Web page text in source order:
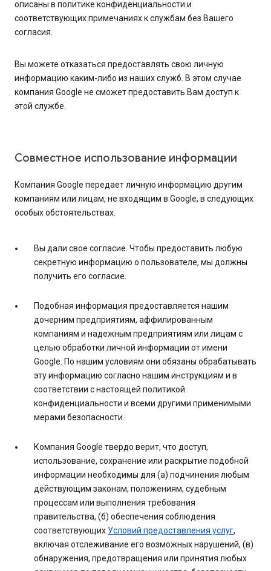
описаны в политике конфиденциальности и
соответствующих примечаниях к службам без Вашего
согласия.
Вы можете отказаться предоставлять свою личную
информацию каким-либо из наших служб. В этом случае
компания Google не сможет предоставить Вам доступ к
этой службе.
Совместное использование информации
Компания Google передает личную информацию другим
компаниям или лицам, не входящим в Google, в следующих
особых обстоятельствах.
Вы дали свое согласие. Чтобы предоставить любую
секретную информацию о пользователе, мы должны
получить его согласие.
Подобная информация предоставляется нашим
дочерним предприятиям, аффилированным
компаниям и надежным предприятиям или лицам с
целью обработки личной информации от имени
Google. По нашим условиям они обязаны обрабатывать
эту информацию согласно нашим инструкциям и в
соответствии с настоящей политикой
конфиденциальности и всеми другими применимыми
мерами безопасности.
Компания Google твердо верит, что доступ,
использование, сохранение или раскрытие подобной
информации необходимы для (a) подчинения любым
действующим законам, положениям, судебным
процессам или выполнения требования
правительства, (б) обеспечения соблюдения
соответствующих Условий предоставления услуг,
включая отслеживание его возможных нарушений, (в)
обнаружения, предотвращения или принятия любых